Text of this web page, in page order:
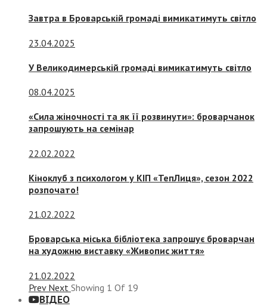
Завтра в Броварській громаді вимикатимуть світло
23.04.2025
У Великодимерській громаді вимикатимуть світло
08.04.2025
«Сила жіночності та як її розвинути»: броварчанок
запрошують на семінар
22.02.2022
Кіноклуб з психологом у КІП «ТепЛиця», сезон 2022
розпочато!
21.02.2022
Броварська міська бібліотека запрошує броварчан
на художню виставку «Живопис життя»
21.02.2022
Prev Next Showing 1 Of 19
ВІДЕО